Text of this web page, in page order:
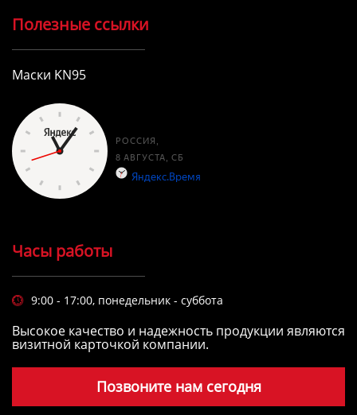
Полезные ссылки
Маски KN95
Часы работы
 9:00 - 17:00, понедельник - суббота
Высокое качество и надежность продукции являются
визитной карточкой компании.
Позвоните нам сегодня